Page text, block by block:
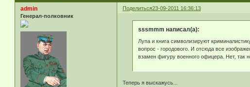
Поделиться23-09-2011 16:36:13
admin
Генерал-полковник
sssmmm написал(а):
Лупа и книга символизируют
вопрос - городового. И отсюда все
взамен фигуру военного офицера. Нет, так
Теперь я выскажусь...